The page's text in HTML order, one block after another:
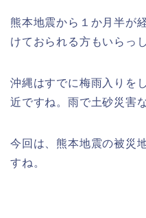
熊本地震から１か月半が
けておられる方もいらっ
沖縄はすでに梅雨入りを
近ですね。雨で土砂災害
今回は、熊本地震の被災
すね。